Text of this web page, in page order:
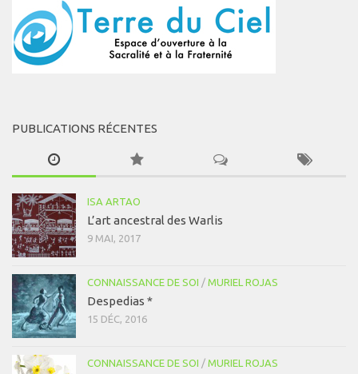
PUBLICATIONS RÉCENTES
ISA ARTAO
L’art ancestral des Warlis
9 MAI, 2017
CONNAISSANCE DE SOI / MURIEL ROJAS
Despedias *
15 DÉC, 2016
CONNAISSANCE DE SOI / MURIEL ROJAS